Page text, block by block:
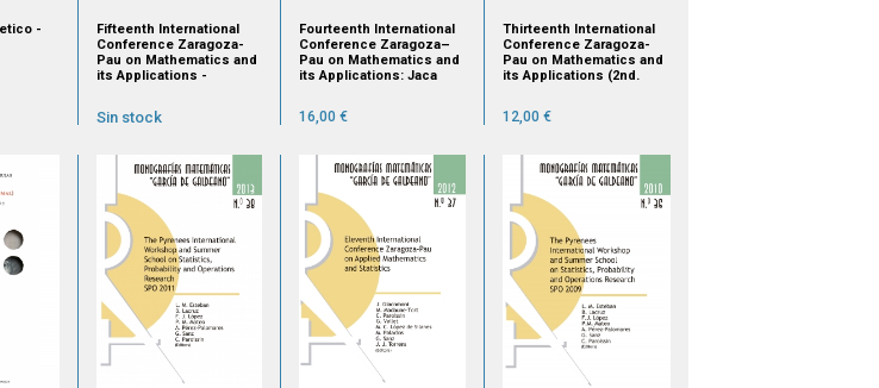
-
Fifteenth International
Conference Zaragoza-
Pau on Mathematics and
its Applications -
Sin stock
Fourteenth International
Conference Zaragoza–
Pau on Mathematics and
its Applications: Jaca
16,00 €
Thirteenth International
Conference Zaragoza-
Pau on Mathematics and
its Applications (2nd.
12,00 €